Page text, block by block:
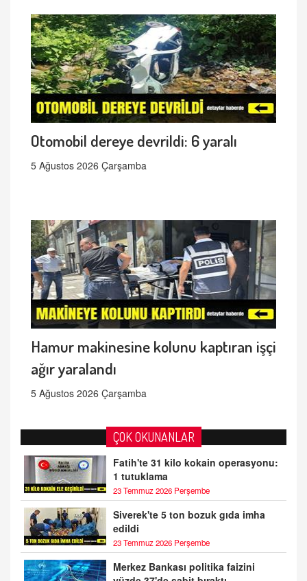
Otomobil dereye devrildi: 6 yaralı
5 Ağustos 2026 Çarşamba
Hamur makinesine kolunu kaptıran işçi
ağır yaralandı
5 Ağustos 2026 Çarşamba
ÇOK OKUNANLAR
Fatih'te 31 kilo kokain operasyonu:
1 tutuklama
23 Temmuz 2026 Perşembe
Siverek'te 5 ton bozuk gıda imha
edildi
23 Temmuz 2026 Perşembe
Merkez Bankası politika faizini